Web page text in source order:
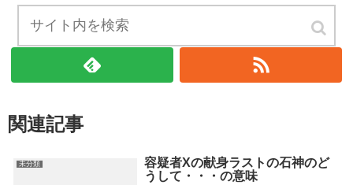
ブログの管理人をフォローする
関連記事
未分類
容疑者Xの献身ラストの石神のど
うして・・・の意味